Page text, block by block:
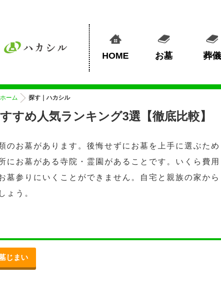
HOME お墓 葬儀
ホーム 探す｜ハカシル
すめ人気ランキング3選【徹底比較】
のお墓があります。後悔せずにお墓を上手に選ぶため
にお墓がある寺院・霊園があることです。いくら費用
墓参りにいくことができません。自宅と親族の家から
ょう。
じまい